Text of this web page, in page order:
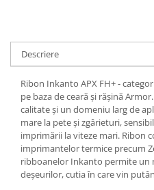
Descriere
Ribon Inkanto APX FH+ -
pe baza de ceară și rășină
calitate și un domeniu larg de
mare la pete și zgârieturi,
imprimării la viteze mari. Ribon
imprimantelor termice precum
ribboanelor Inkanto permite un
deșeurilor, cutia în care vin